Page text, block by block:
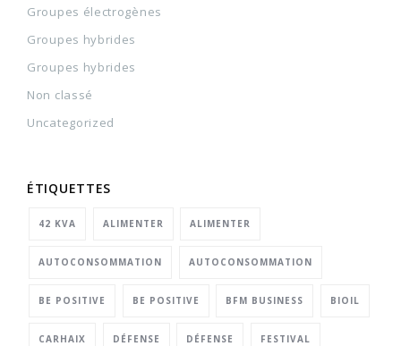
Groupes électrogènes
Groupes hybrides
Groupes hybrides
Non classé
Uncategorized
ÉTIQUETTES
42 KVA ALIMENTER ALIMENTER
AUTOCONSOMMATION AUTOCONSOMMATION
BE POSITIVE BE POSITIVE BFM BUSINESS BIOIL
CARHAIX DÉFENSE DÉFENSE FESTIVAL